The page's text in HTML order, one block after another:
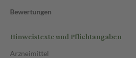
Bewertungen
Hinweistexte und Pflichtangaben
Arzneimittel